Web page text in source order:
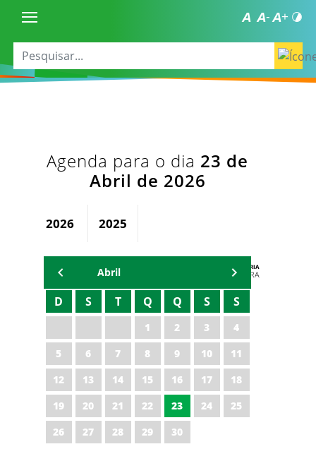
Agenda para o dia 23 de
Abril de 2026
2026 2025
AGENDA DA SECRETARIA
ZELMA MADEIRA
Abril
D S T Q Q S S
1 2 3
4
5
6 7 8 9 10
11
12
13 14 15 16 17
18
19
20 21 22 23 24
25
26
27 28 29 30